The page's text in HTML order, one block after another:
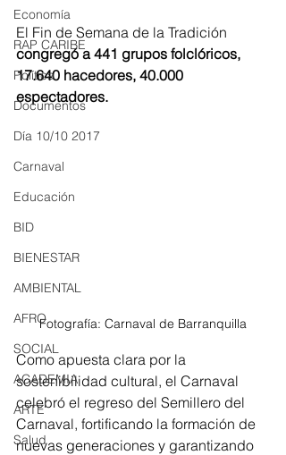
Economía
RAP CARIBE
Política
Documentos
Día 10/10 2017
Carnaval
Educación
BID
BIENESTAR
AMBIENTAL
AFRO
SOCIAL
ACADEMIA
ARTE
Salud
El Fin de Semana de la Tradición
congregó a 441 grupos folclóricos,
17.640 hacedores, 40.000
espectadores.
Fotografía: Carnaval de Barranquilla
Como apuesta clara por la
sostenibilidad cultural, el Carnaval
celebró el regreso del Semillero del
Carnaval, fortificando la formación de
nuevas generaciones y garantizando